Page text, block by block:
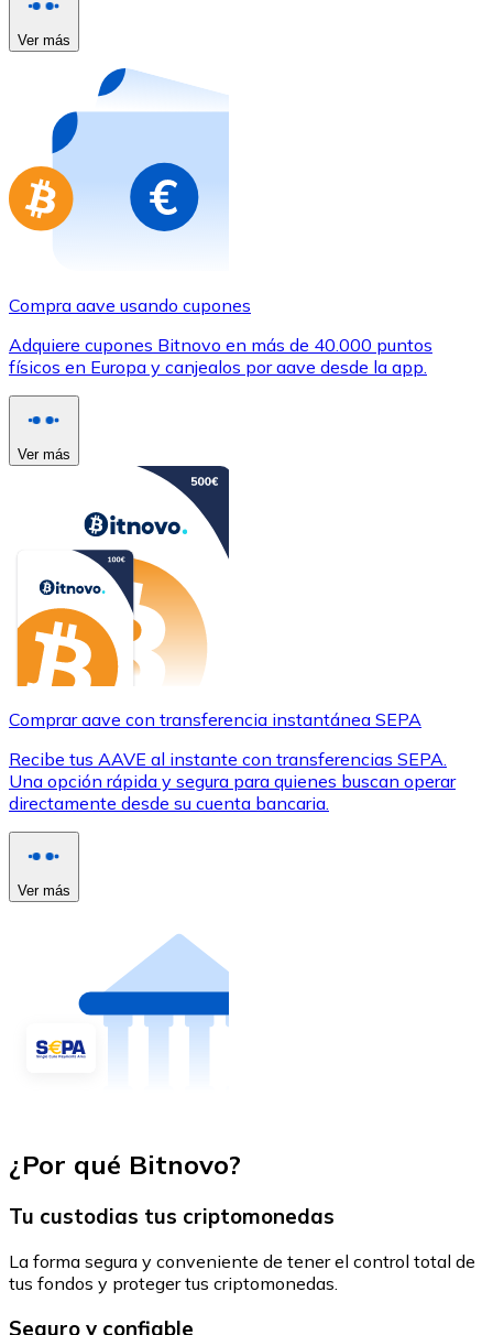
Compra tarjetas regalo de tus marcas favoritas con
Ir a la tienda de tarjetas regalo
Ver más
Compra aave usando cupones
Adquiere cupones Bitnovo en más de 40.000 puntos
físicos en Europa y canjealos por aave desde la app.
Ver más
Comprar aave con transferencia instantánea SEPA
Recibe tus AAVE al instante con transferencias SEPA.
Una opción rápida y segura para quienes buscan operar
directamente desde su cuenta bancaria.
Ver más
¿Por qué Bitnovo?
Tu custodias tus criptomonedas
La forma segura y conveniente de tener el control total de
tus fondos y proteger tus criptomonedas.
Seguro y confiable